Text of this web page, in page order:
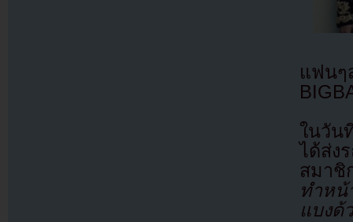
แฟนๆ
ในวัน
ได้ส่ง
สมาชิ
ทำหน้
แบงด้